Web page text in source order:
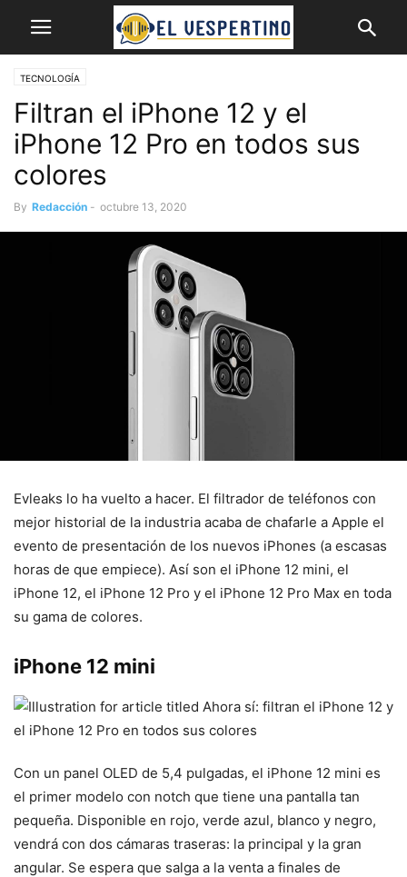
TECNOLOGÍA
Filtran el iPhone 12 y el
iPhone 12 Pro en todos sus
colores
By Redacción - octubre 13, 2020
Evleaks lo ha vuelto a hacer. El filtrador de teléfonos con
mejor historial de la industria acaba de chafarle a Apple el
evento de presentación de los nuevos iPhones (a escasas
horas de que empiece). Así son el iPhone 12 mini, el
iPhone 12, el iPhone 12 Pro y el iPhone 12 Pro Max en toda
su gama de colores.
iPhone 12 mini
Con un panel OLED de 5,4 pulgadas, el iPhone 12 mini es
el primer modelo con notch que tiene una pantalla tan
pequeña. Disponible en rojo, verde azul, blanco y negro,
vendrá con dos cámaras traseras: la principal y la gran
angular. Se espera que salga a la venta a finales de